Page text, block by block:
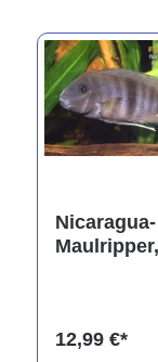
Nicaragua-
Maulripper,
nematopys)
12,99 €*